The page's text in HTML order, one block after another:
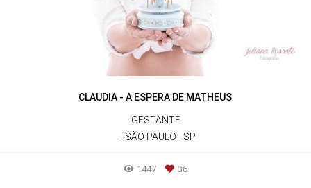
CLAUDIA - A ESPERA DE MATHEUS
GESTANTE
SÃO PAULO - SP
1447 36